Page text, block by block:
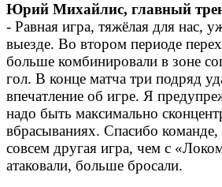
Юрий Михайлис, главный
- Равная игра, тяжёлая для нас,
выезде. Во втором периоде
больше комбинировали в зоне
гол. В конце матча три подряд
впечатление об игре. Я
надо быть максимально
вбрасываниях. Спасибо команде,
совсем другая игра, чем с
атаковали, больше бросали.